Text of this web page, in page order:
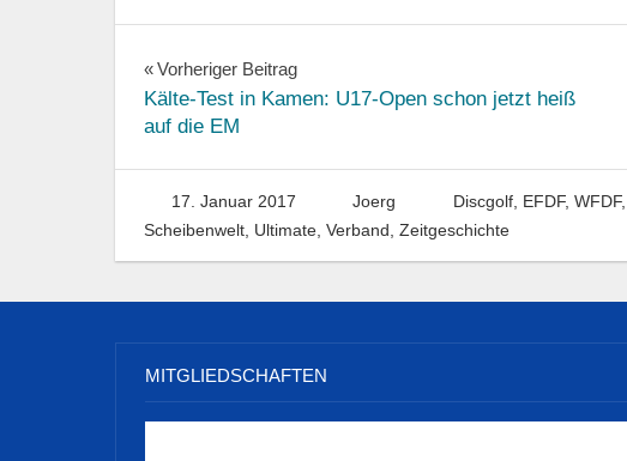
Beitragsnavigation
Vorheriger Beitrag
Kälte-Test in Kamen: U17-Open schon jetzt heiß
auf die EM
17. Januar 2017 Joerg Discgolf, EFDF, WFDF,
Scheibenwelt Ultimate Verband Zeitgeschichte
MITGLIEDSCHAFTEN